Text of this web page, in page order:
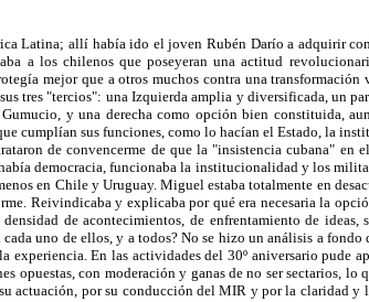
Latina; allí había ido el joven Rubén Darío a adquirir
a los chilenos que poseyeran una actitud
mejor que a otros muchos contra una transformación
tres "tercios": una Izquierda amplia y diversificada, un
y una derecha como opción bien constituida,
cumplían sus funciones, como lo hacían el Estado, la
de convencerme de que la "insistencia cubana" en
democracia, funcionaba la institucionalidad y los
en Chile y Uruguay. Miguel estaba totalmente en
Reivindicaba y explicaba por qué era necesaria la
de acontecimientos, de enfrentamiento de ideas,
uno de ellos, y a todos? No se hizo un análisis a fondo
En las actividades del 30º aniversario pude
opuestas, con moderación y ganas de no ser sectarios, lo
actuación, por su conducción del MIR y por la claridad y